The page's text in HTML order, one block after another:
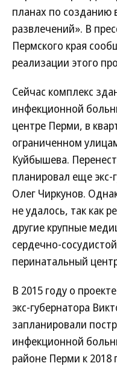
планах по созданию
развлечений». В
Пермского края
реализации этого
Сейчас комплекс
инфекционной
центре Перми, в
ограниченном
Куйбышева.
планировал еще экс-
Олег Чиркунов.
не удалось, так как
другие крупные
сердечно-
перинатальный
В 2015 году о
экс-губернатора
запланировали
инфекционной
районе Перми к 2018